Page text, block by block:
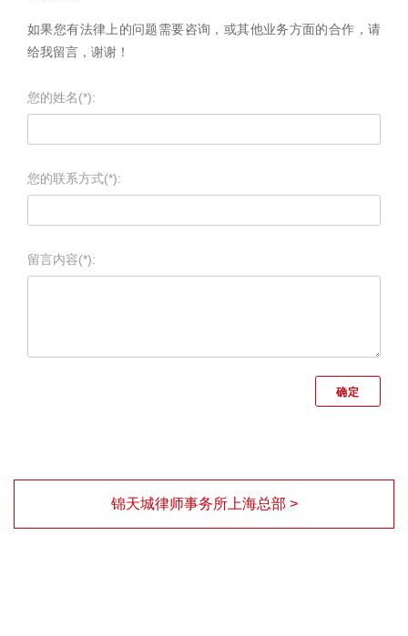
如果您有法律上的问题需要咨询，或其他业务方面的合作，请
给我留言，谢谢！
您的姓名(*):
您的联系方式(*):
留言内容(*):
锦天城律师事务所上海总部 >